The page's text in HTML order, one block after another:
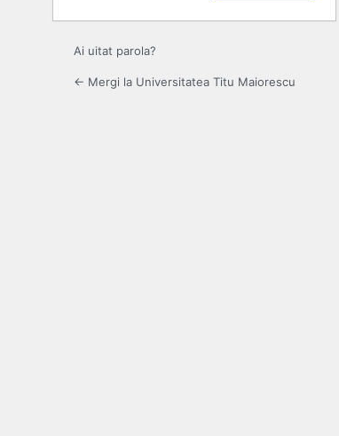
Ai uitat parola?
← Mergi la Universitatea Titu Maiorescu